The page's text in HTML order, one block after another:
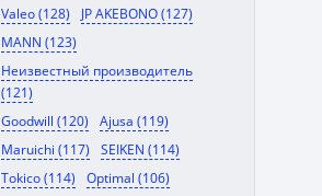
Valeo (128)
JP AKEBONO (127)
MANN (123)
Неизвестный производитель
(121)
Goodwill (120)
Ajusa (119)
Maruichi (117)
SEIKEN (114)
Tokico (114)
Optimal (106)